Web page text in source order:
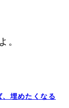
。
、埋めたくなる